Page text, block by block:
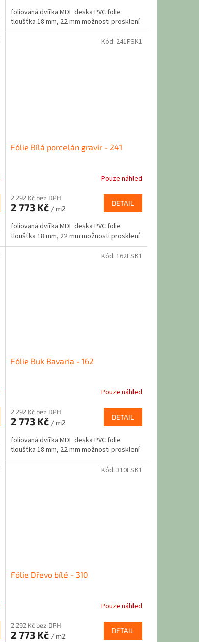
foliovaná dvířka MDF deska PVC folie
tloušťka 18 mm, 22 mm možnosti prosklení
Fólie Bílá porcelán gravír - 241
Pouze náhled
2 292 Kč bez DPH
2 773 Kč / m2
DETAIL
foliovaná dvířka MDF deska PVC folie
tloušťka 18 mm, 22 mm možnosti prosklení
Kód: 241FSK1
Fólie Buk Bavaria - 162
Pouze náhled
2 292 Kč bez DPH
2 773 Kč / m2
DETAIL
foliovaná dvířka MDF deska PVC folie
tloušťka 18 mm, 22 mm možnosti prosklení
Kód: 162FSK1
Fólie Dřevo bílé - 310
Pouze náhled
2 292 Kč bez DPH
2 773 Kč / m2
DETAIL
Kód: 310FSK1